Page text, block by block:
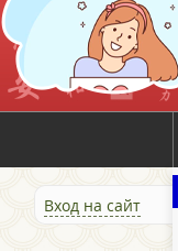
Вход на сайт